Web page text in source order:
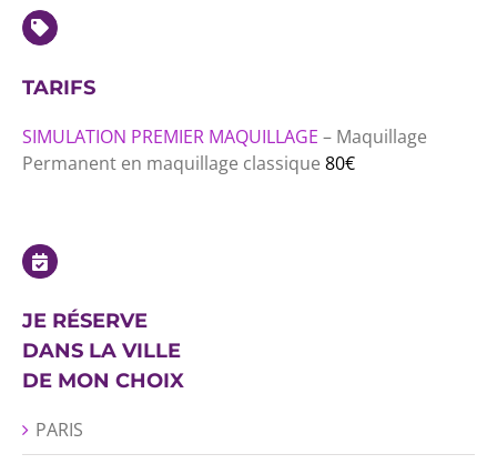
TARIFS
SIMULATION PREMIER MAQUILLAGE – Maquillage
Permanent en maquillage classique 80€
JE RÉSERVE
DANS LA VILLE
DE MON CHOIX
PARIS